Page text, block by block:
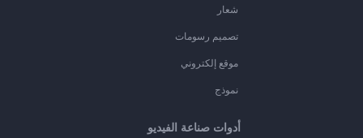
شعار
تصميم رسومات
موقع إلكتروني
نموذج
أدوات صناعة الفيديو